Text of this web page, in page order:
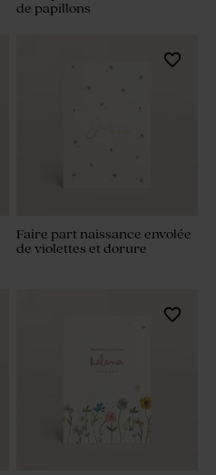
de papillons
Faire part naissance envolée
de violettes et dorure